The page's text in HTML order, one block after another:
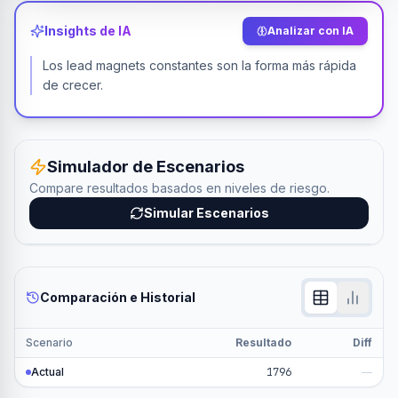
Insights de IA Analizar con IA
Los lead magnets constantes son la forma más rápida
de crecer.
Simulador de Escenarios
Compare resultados basados en niveles de riesgo.
Simular Escenarios
Comparación e Historial
Scenario Resultado Diff
Actual 1796 —